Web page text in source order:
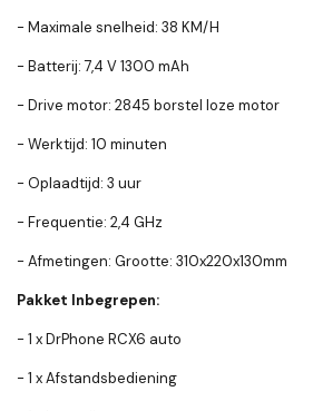
- Maximale snelheid: 38 KM/H
- Batterij: 7,4 V 1300 mAh
- Drive motor: 2845 borstel loze motor
- Werktijd: 10 minuten
- Oplaadtijd: 3 uur
- Frequentie: 2,4 GHz
- Afmetingen: Grootte: 310x220x130mm
Pakket Inbegrepen:
- 1 x DrPhone RCX6 auto
- 1 x Afstandsbediening